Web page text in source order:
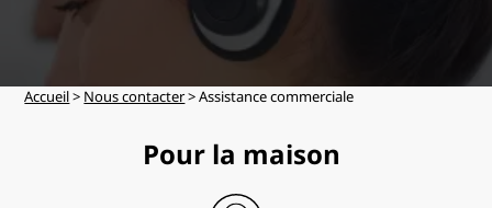
pAccueil> Nous contacter> Assistance commerciale
Pour la maison